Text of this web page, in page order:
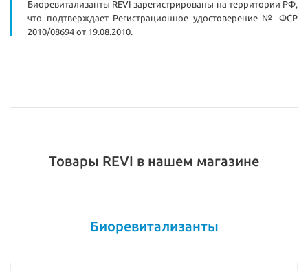
Биоревитализанты REVI зарегистрированы на территории РФ,
что подтверждает Регистрационное удостоверение № ФСР
2010/08694 от 19.08.2010.
Товары REVI в нашем магазине
Биоревитализанты